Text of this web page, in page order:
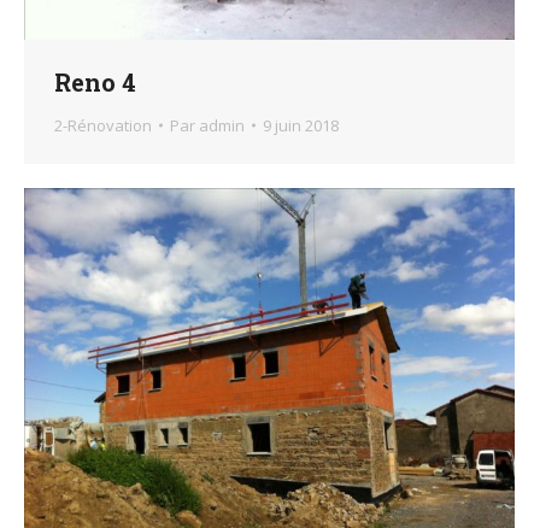
Reno 4
2-Rénovation Par admin 9 juin 2018